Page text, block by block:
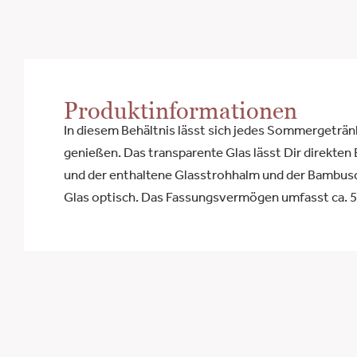
Produktinformationen
In diesem Behältnis lässt sich jedes
genießen. Das transparente Glas lässt Dir direkten
und der enthaltene Glasstrohhalm und der
Glas optisch. Das Fassungsvermögen umfasst ca.